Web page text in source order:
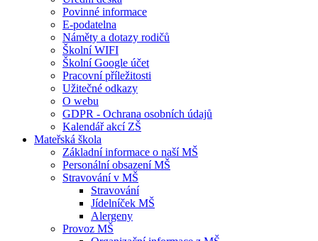
Povinné informace
E-podatelna
Náměty a dotazy rodičů
Školní WIFI
Školní Google účet
Pracovní příležitosti
Užitečné odkazy
O webu
GDPR - Ochrana osobních údajů
Kalendář akcí ZŠ
Mateřská škola
Základní informace o naší MŠ
Personální obsazení MŠ
Stravování v MŠ
Stravování
Jídelníček MŠ
Alergeny
Provoz MŠ